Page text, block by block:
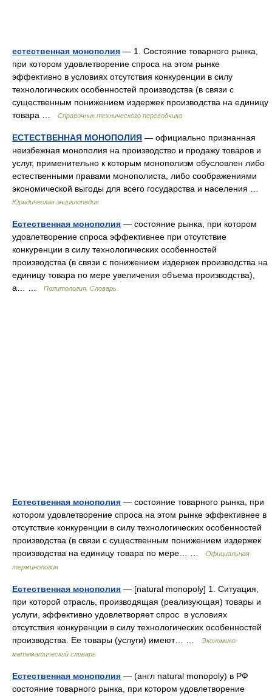
естественная монополия — 1. Состояние товарного рынка,
при котором удовлетворение спроса на этом рынке
эффективно в условиях отсутствия конкуренции в силу
технологических особенностей производства (в связи с
существенным понижением издержек производства на единицу
товара …
Справочник технического переводчика
ЕСТЕСТВЕННАЯ МОНОПОЛИЯ — официально признанная
неизбежная монополия на производство и продажу товаров и
услуг, применительно к которым монополизм обусловлен либо
естественными правами монополиста, либо соображениями
экономической выгоды для всего государства и населения …
Юридическая энциклопедия
Естественная монополия — состояние рынка, при котором
удовлетворение спроса эффективнее при отсутствие
конкуренции в силу технологических особенностей
производства (в связи с понижением издержек производства на
единицу товара по мере увеличения объема производства),
а… …
Политология. Словарь.
Естественная монополия — состояние товарного рынка, при
котором удовлетворение спроса на этом рынке эффективнее в
отсутствие конкуренции в силу технологических особенностей
производства (в связи с существенным понижением издержек
производства на единицу товара по мере… …
Официальная
терминология
Естественная монополия — [na­tural monopoly] 1. Ситуация,
при которой отрасль, производящая (реализующая) товары и
услуги, эффективно удовлетворяет спрос в условиях
отсутствия конкуренции в силу технологических особенностей
производства. Ее товары (услуги) имеют… …
Экономико-
математический словарь
Естественная монополия — (англ natural monopoly) в РФ
состояние товарного рынка, при котором удовлетворение